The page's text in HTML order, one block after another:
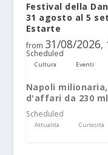
Festival della
31 agosto al 5
Estarte
from 31/08/2026,
Scheduled
Cultura Eventi
Napoli
d'affari da 230
Scheduled
Attualità Curiosità